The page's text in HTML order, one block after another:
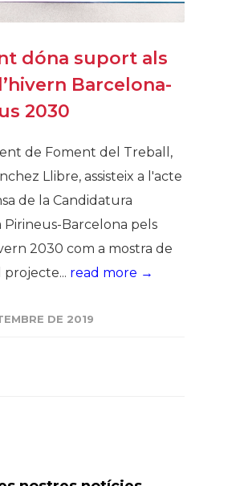
dóna suport als
Barcelona-
2030
de Foment del Treball,
Llibre, assisteix a l'acte
de la Candidatura
Pirineus-Barcelona pels
2030 com a mostra de
read more →
DE 2019